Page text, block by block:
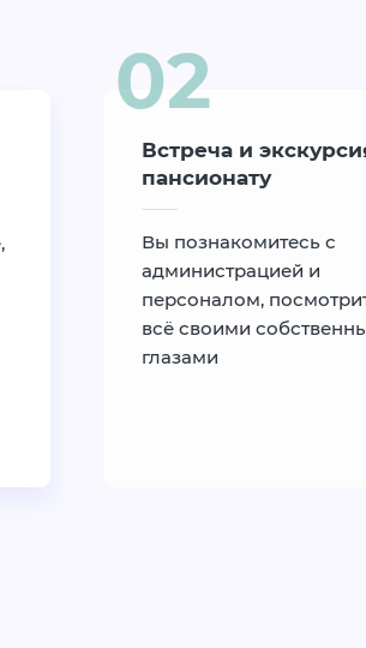
Встреча и
пансионату
Вы познакомитесь с
администрацией и
персоналом,
всё своими
глазами